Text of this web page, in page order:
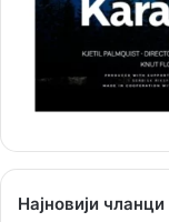
Најновији чланци